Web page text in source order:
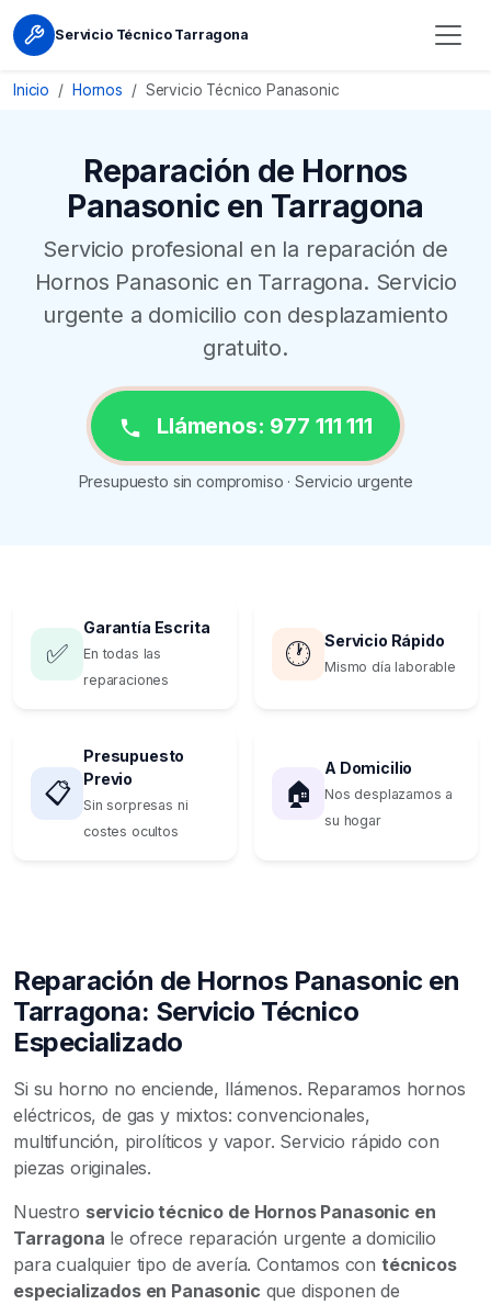
Servicio Técnico Tarragona
Inicio Hornos Servicio Técnico Panasonic
Reparación de Hornos
Panasonic en Tarragona
Servicio profesional en la reparación de
Hornos Panasonic en Tarragona. Servicio
urgente a domicilio con desplazamiento
gratuito.
Llámenos: 977 111 111
Presupuesto sin compromiso · Servicio urgente
✅
Garantía Escrita
En todas las
reparaciones
🕐 Servicio Rápido
Mismo día laborable
📋
Presupuesto
Previo
Sin sorpresas ni
costes ocultos
🏠
A Domicilio
Nos desplazamos a
su hogar
Reparación de Hornos Panasonic en
Tarragona: Servicio Técnico
Especializado
Si su horno no enciende, llámenos. Reparamos hornos
eléctricos, de gas y mixtos: convencionales,
multifunción, pirolíticos y vapor. Servicio rápido con
piezas originales.
Nuestro servicio técnico de Hornos Panasonic en
Tarragona le ofrece reparación urgente a domicilio
para cualquier tipo de avería. Contamos con técnicos
especializados en Panasonic que disponen de